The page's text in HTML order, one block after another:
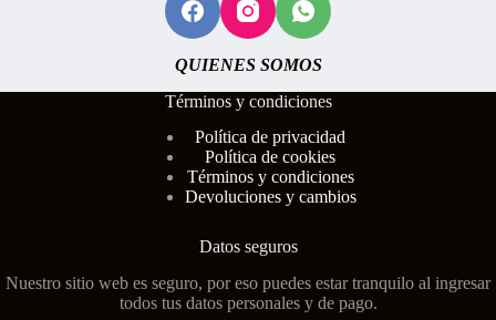
QUIENES SOMOS
Términos y condiciones
Política de privacidad
Política de cookies
Términos y condiciones
Devoluciones y cambios
Datos seguros
Nuestro sitio web es seguro, por eso puedes estar tranquilo al ingresar
todos tus datos personales y de pago.